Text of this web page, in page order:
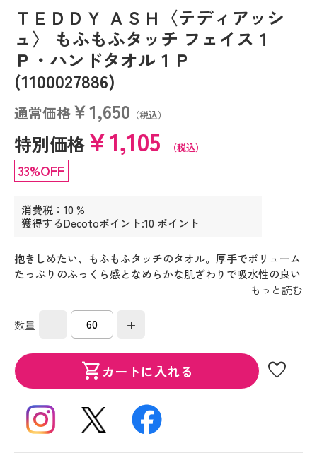
ＴＥＤＤＹ ＡＳＨ〈テディアッシ
ュ〉 もふもふタッチ フェイス１
Ｐ・ハンドタオル１Ｐ
(1100027886)
通常価格￥1,650 （税込）
特別価格￥1,105 （税込）
33%OFF
消費税：10 %
獲得するDecotoポイント:10 ポイント
抱きしめたい、もふもふタッチのタオル。厚手でボリューム
たっぷりのふっくら感となめらかな肌ざわりで吸水性の良い
もっと読む
数量 - +
shopping_cartカートに入れる favorite